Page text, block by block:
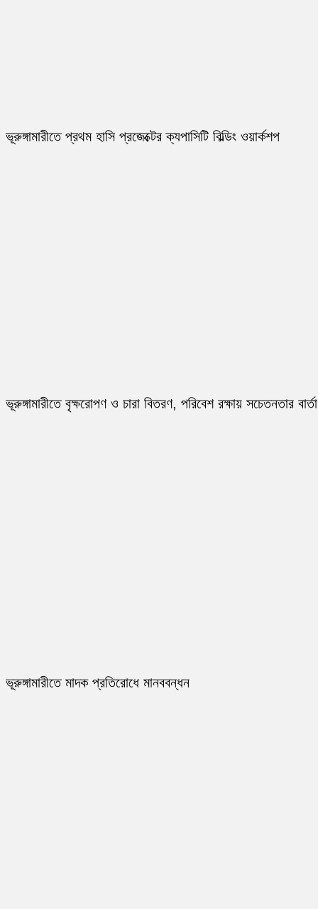
ভূরুঙ্গামারীতে প্রথম হাসি প্রজেক্টের ক্যপাসিটি বিল্ডিং ওয়ার্কশপ
ভূরুঙ্গামারীতে বৃক্ষরোপণ ও চারা বিতরণ, পরিবেশ রক্ষায় সচেতনতার বার্তা
ভূরুঙ্গামারীতে মাদক প্রতিরোধে মানববন্ধন